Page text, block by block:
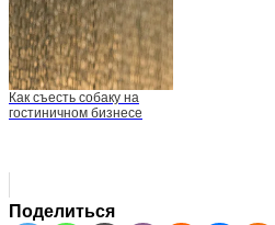
Как съесть собаку на
гостиничном бизнесе
Поделиться